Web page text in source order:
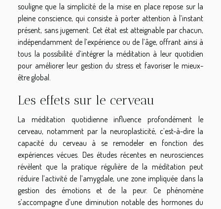
souligne que la simplicité de la mise en place repose sur la
pleine conscience, qui consiste à porter attention à l’instant
présent, sans jugement. Cet état est atteignable par chacun,
indépendamment de l’expérience ou de l’âge, offrant ainsi à
tous la possibilité d’intégrer la méditation à leur quotidien
pour améliorer leur gestion du stress et favoriser le mieux-
être global.
Les effets sur le cerveau
La méditation quotidienne influence profondément le
cerveau, notamment par la neuroplasticité, c’est-à-dire la
capacité du cerveau à se remodeler en fonction des
expériences vécues. Des études récentes en neurosciences
révèlent que la pratique régulière de la méditation peut
réduire l’activité de l’amygdale, une zone impliquée dans la
gestion des émotions et de la peur. Ce phénomène
s’accompagne d’une diminution notable des hormones du